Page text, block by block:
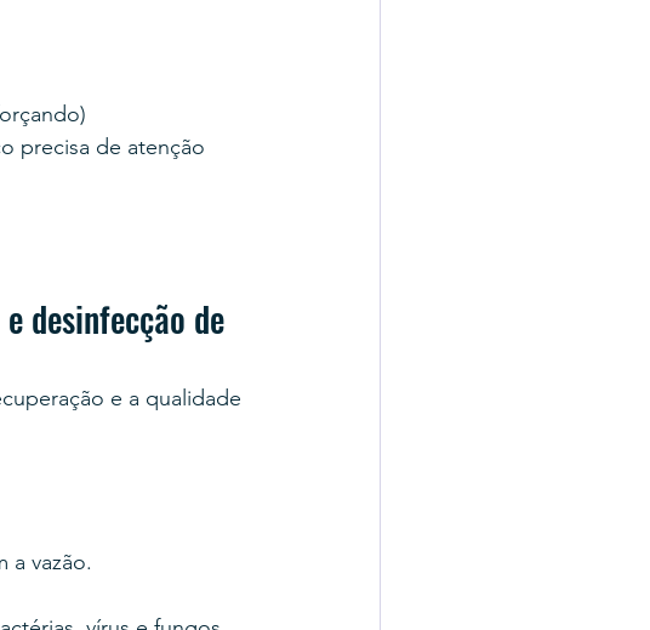
precisa de atenção
desinfecção de
e a qualidade
a vazão.